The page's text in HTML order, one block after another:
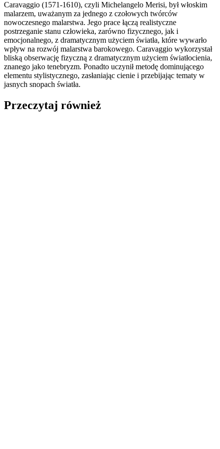
Caravaggio (1571-1610), czyli Michelangelo Merisi, był włoskim
malarzem, uważanym za jednego z czołowych twórców
nowoczesnego malarstwa. Jego prace łączą realistyczne
postrzeganie stanu człowieka, zarówno fizycznego, jak i
emocjonalnego, z dramatycznym użyciem światła, które wywarło
wpływ na rozwój malarstwa barokowego. Caravaggio wykorzystał
bliską obserwację fizyczną z dramatycznym użyciem światłocienia,
znanego jako tenebryzm. Ponadto uczynił metodę dominującego
elementu stylistycznego, zasłaniając cienie i przebijając tematy w
jasnych snopach światła.
Przeczytaj również